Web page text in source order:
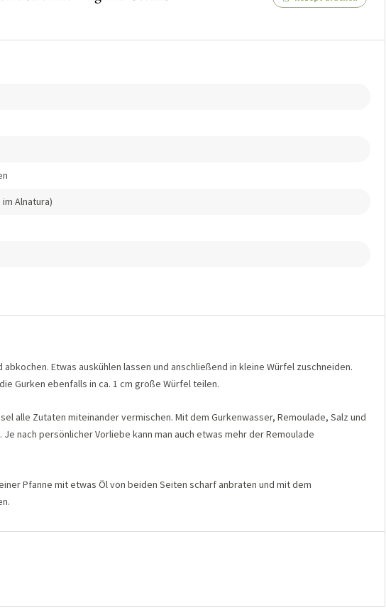
Alnatura)
abkochen. Etwas auskühlen lassen und anschließend in kleine Würfel zuschneiden.
Gurken ebenfalls in ca. 1 cm große Würfel teilen.
alle Zutaten miteinander vermischen. Mit dem Gurkenwasser, Remoulade, Salz und
nach persönlicher Vorliebe kann man auch etwas mehr der Remoulade
Pfanne mit etwas Öl von beiden Seiten scharf anbraten und mit dem